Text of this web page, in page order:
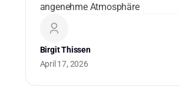
angenehme Atmosphäre
Birgit Thissen
April 17, 2026